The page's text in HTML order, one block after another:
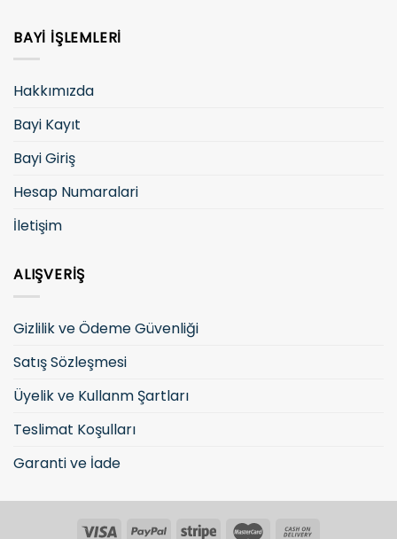
BAYI İŞLEMLERI
Hakkımızda
Bayi Kayıt
Bayi Giriş
Hesap Numaralari
İletişim
ALIŞVERIŞ
Gizlilik ve Ödeme Güvenliği
Satış Sözleşmesi
Üyelik ve Kullanm Şartları
Teslimat Koşulları
Garanti ve İade